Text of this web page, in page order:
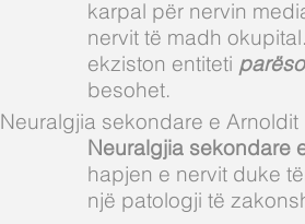
karpal për nervin
nervit të madh
ekziston entiteti
besohet.
Neuralgjia sekondare e Arnoldit
Neuralgjia sekondare
hapjen e nervit duke
një patologji të